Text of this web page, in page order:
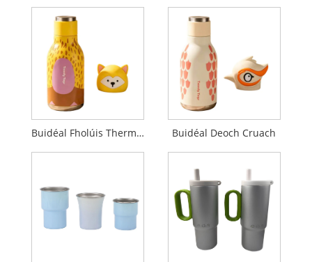
Buidéal Fholúis Thermos Buidéal Deoch Cruach